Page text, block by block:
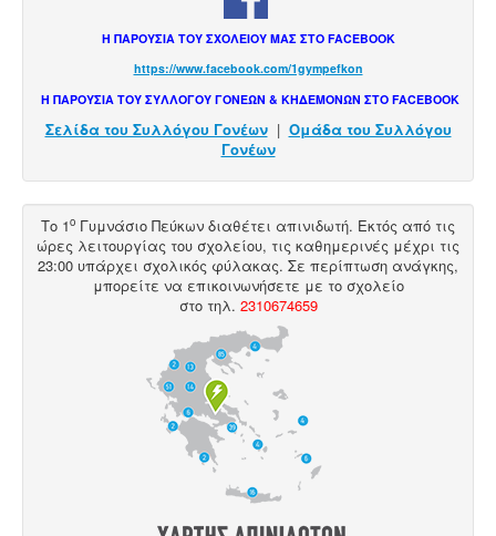
Η ΠΑΡΟΥΣΙΑ ΤΟΥ ΣΧΟΛΕΙΟΥ ΜΑΣ ΣΤΟ FACEBOOK
https://www.facebook.com/1gympefkon
Η ΠΑΡΟΥΣΙΑ ΤΟΥ ΣΥΛΛΟΓΟΥ ΓΟΝΕΩΝ & ΚΗΔΕΜΟΝΩΝ ΣΤΟ FACEBOOK
Σελίδα του Συλλόγου Γονέων| Ομάδα του Συλλόγου
Γονέων
Το 1ο Γυμνάσιο Πεύκων διαθέτει απινιδωτή. Εκτός από τις
ώρες λειτουργίας του σχολείου, τις καθημερινές μέχρι τις
23:00 υπάρχει σχολικός φύλακας. Σε περίπτωση ανάγκης,
μπορείτε να επικοινωνήσετε με το σχολείο
στο τηλ. 2310674659